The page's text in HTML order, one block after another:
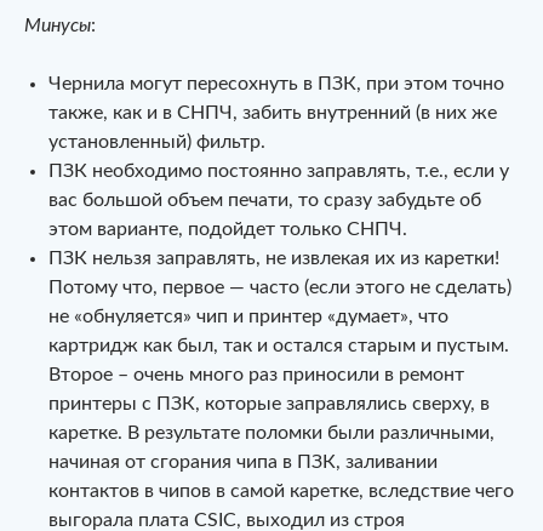
Минусы:
Чернила могут пересохнуть в ПЗК, при этом точно
также, как и в СНПЧ, забить внутренний (в них же
установленный) фильтр.
ПЗК необходимо постоянно заправлять, т.е., если у
вас большой объем печати, то сразу забудьте об
этом варианте, подойдет только СНПЧ.
ПЗК нельзя заправлять, не извлекая их из каретки!
Потому что, первое — часто (если этого не сделать)
не «обнуляется» чип и принтер «думает», что
картридж как был, так и остался старым и пустым.
Второе – очень много раз приносили в ремонт
принтеры с ПЗК, которые заправлялись сверху, в
каретке. В результате поломки были различными,
начиная от сгорания чипа в ПЗК, заливании
контактов в чипов в самой каретке, вследствие чего
выгорала плата CSIC, выходил из строя